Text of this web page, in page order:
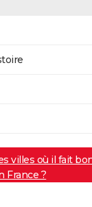
villes où il fait
France ?